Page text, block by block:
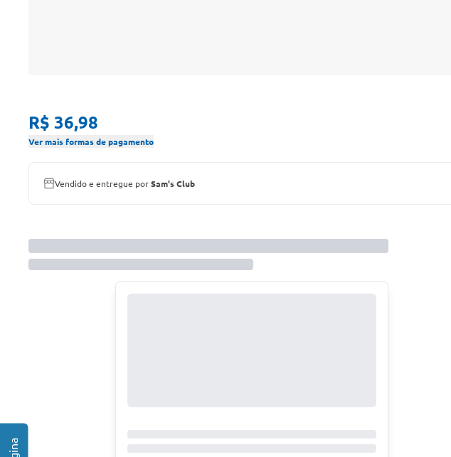
R$ 36,98
Ver mais formas de pagamento
Vendido e entregue porSam's Club